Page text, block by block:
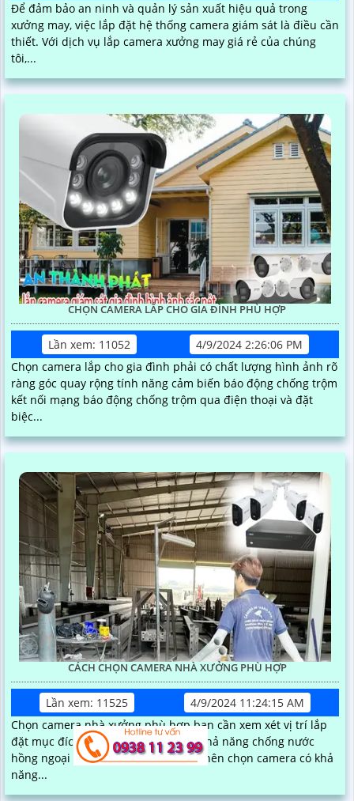
Để đảm bảo an ninh và quản lý sản xuất hiệu quả trong
xưởng may, việc lắp đặt hệ thống camera giám sát là điều cần
thiết. Với dịch vụ lắp camera xưởng may giá rẻ của chúng
tôi,...
CHỌN CAMERA LẮP CHO GIA ĐÌNH PHÙ HỢP
Lần xem: 11052
4/9/2024 2:26:06 PM
Chọn camera lắp cho gia đình phải có chất lượng hình ảnh rõ
ràng góc quay rộng tính năng cảm biến báo động chống trộm
kết nối mạng báo động chống trộm qua điện thoại và đặt
biệc...
CÁCH CHỌN CAMERA NHÀ XƯỞNG PHÙ HỢP
Lần xem: 11525
4/9/2024 11:24:15 AM
Chọn camera nhà xưởng phù hợp bạn cần xem xét vị trí lắp
đặt mục đích sử dụng độ phân giải khả năng chống nước
hồng ngoại và góc quay của camera nên chọn camera có khả
năng...